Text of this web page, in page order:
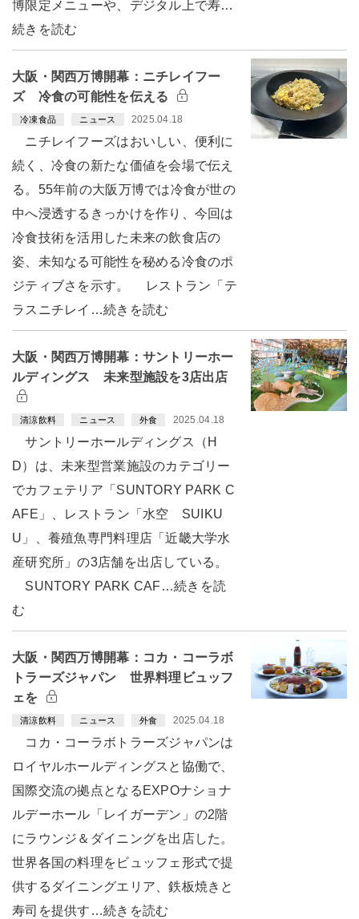
博限定メニューや、デジタル上で寿…
続きを読む
大阪・関西万博開幕：ニチレイフー
ズ 冷食の可能性を伝える
冷凍食品 ニュース 2025.04.18
ニチレイフーズはおいしい、便利に
続く、冷食の新たな価値を会場で伝え
る。55年前の大阪万博では冷食が世の
中へ浸透するきっかけを作り、今回は
冷食技術を活用した未来の飲食店の
姿、未知なる可能性を秘める冷食のポ
ジティブさを示す。 レストラン「テ
ラスニチレイ…続きを読む
大阪・関西万博開幕：サントリーホー
ルディングス 未来型施設を3店出店
清涼飲料 ニュース 外食 2025.04.18
サントリーホールディングス（H
D）は、未来型営業施設のカテゴリー
でカフェテリア「SUNTORY PARK C
AFE」、レストラン「水空 SUIKU
U」、養殖魚専門料理店「近畿大学水
産研究所」の3店舗を出店している。
SUNTORY PARK CAF…続きを読
む
大阪・関西万博開幕：コカ・コーラボ
トラーズジャパン 世界料理ビュッフ
ェを
清涼飲料 ニュース 外食 2025.04.18
コカ・コーラボトラーズジャパンは
ロイヤルホールディングスと協働で、
国際交流の拠点となるEXPOナショナ
ルデーホール「レイガーデン」の2階
にラウンジ＆ダイニングを出店した。
世界各国の料理をビュッフェ形式で提
供するダイニングエリア、鉄板焼きと
寿司を提供す…続きを読む